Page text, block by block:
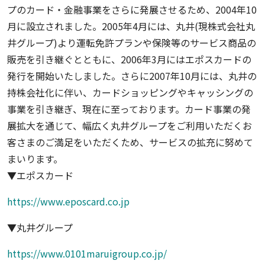
プのカード・金融事業をさらに発展させるため、2004年10
月に設立されました。2005年4月には、丸井(現株式会社丸
井グループ)より運転免許プランや保険等のサービス商品の
販売を引き継ぐとともに、2006年3月にはエポスカードの
発行を開始いたしました。さらに2007年10月には、丸井の
持株会社化に伴い、カードショッピングやキャッシングの
事業を引き継ぎ、現在に至っております。カード事業の発
展拡大を通じて、幅広く丸井グループをご利用いただくお
客さまのご満足をいただくため、サービスの拡充に努めて
まいります。
▼エポスカード
https://www.eposcard.co.jp
▼丸井グループ
https://www.0101maruigroup.co.jp/